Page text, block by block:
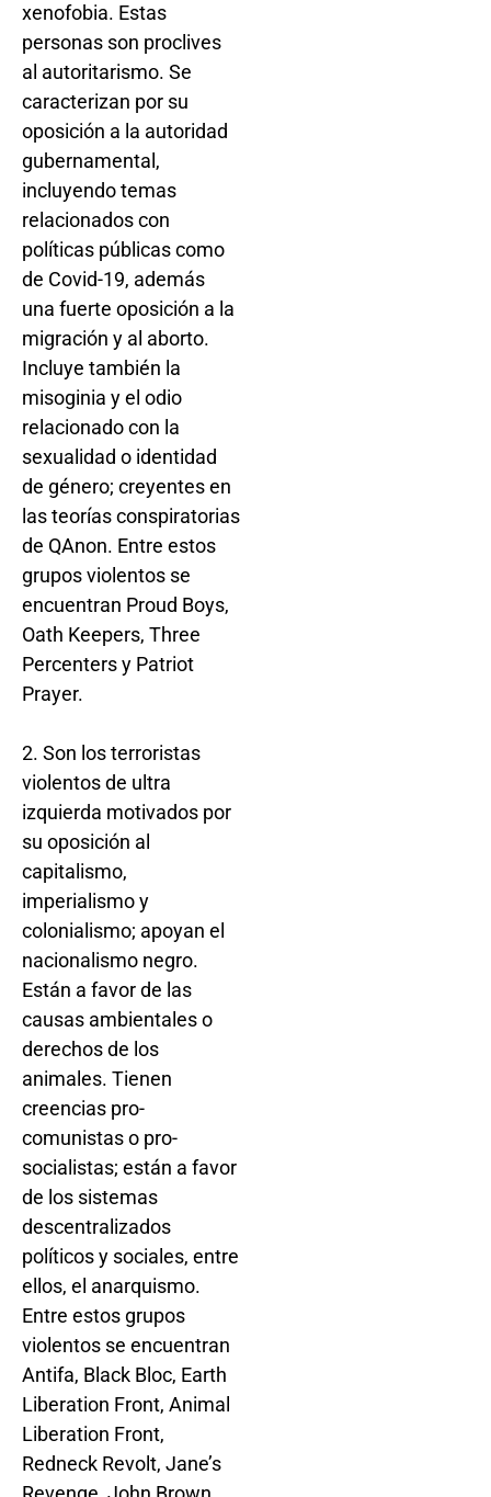
xenofobia. Estas
personas son proclives
al autoritarismo. Se
caracterizan por su
oposición a la autoridad
gubernamental,
incluyendo temas
relacionados con
políticas públicas como
de Covid-19, además
una fuerte oposición a la
migración y al aborto.
Incluye también la
misoginia y el odio
relacionado con la
sexualidad o identidad
de género; creyentes en
las teorías conspiratorias
de QAnon. Entre estos
grupos violentos se
encuentran Proud Boys,
Oath Keepers, Three
Percenters y Patriot
Prayer.
2. Son los terroristas
violentos de ultra
izquierda motivados por
su oposición al
capitalismo,
imperialismo y
colonialismo; apoyan el
nacionalismo negro.
Están a favor de las
causas ambientales o
derechos de los
animales. Tienen
creencias pro-
comunistas o pro-
socialistas; están a favor
de los sistemas
descentralizados
políticos y sociales, entre
ellos, el anarquismo.
Entre estos grupos
violentos se encuentran
Antifa, Black Bloc, Earth
Liberation Front, Animal
Liberation Front,
Redneck Revolt, Jane’s